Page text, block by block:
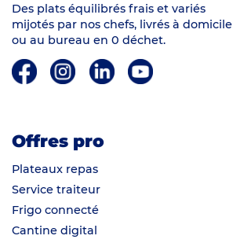
Des plats équilibrés frais et variés
mijotés par nos chefs, livrés à domicile
ou au bureau en 0 déchet.
Offres pro
Plateaux repas
Service traiteur
Frigo connecté
Cantine digital